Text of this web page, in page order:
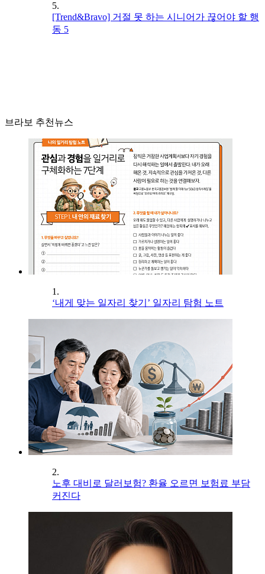
5.
[Trend&Bravo] 거절 못 하는 시니어가 끊어야 할 행
동 5
브라보 추천뉴스
1.
‘내게 맞는 일자리 찾기’ 일자리 탐험 노트
2.
노후 대비로 달러보험? 환율 오르면 보험료 부담
커진다